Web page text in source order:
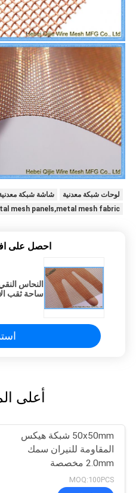
لوحات شبكة معدنية
شاشة شبكة
mesh panels,metal mesh fabric
احصل على
النحاس
ساحة ثقب
أعلى
50x50mm شبكة هيكس
المقاومة للنيران سمك
2.0mm مخصصة
MOQ:100PCS